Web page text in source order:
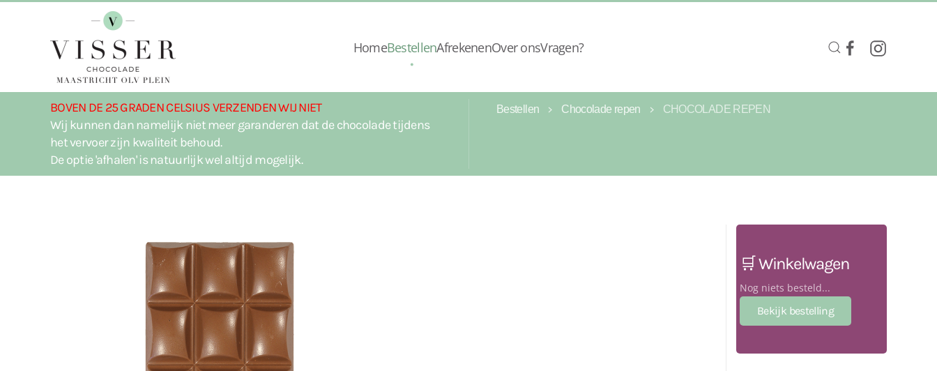
Terug naar hoofdinhoud HomeBestellenAfrekenenOver onsVragen?
BOVEN DE 25 GRADEN CELSIUS VERZENDEN WIJ NIET
Wij kunnen dan namelijk niet meer garanderen dat de chocolade tijdens
het vervoer zijn kwaliteit behoud.
De optie 'afhalen' is natuurlijk wel altijd mogelijk.
Bestellen Chocolade repen CHOCOLADE REPEN
🛒 Winkelwagen
Nog niets besteld...